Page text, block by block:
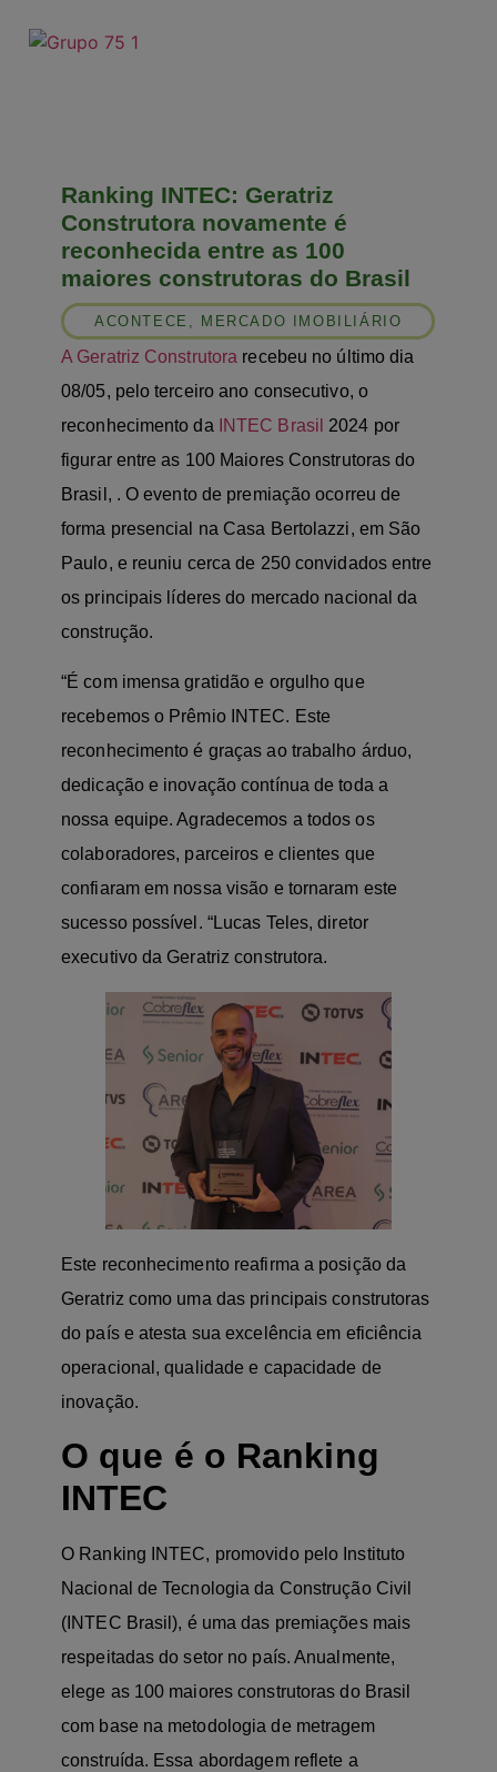
Ranking INTEC: Geratriz
Construtora novamente é
reconhecida entre as 100
maiores construtoras do Brasil
ACONTECE , MERCADO IMOBILIÁRIO
A Geratriz Construtora recebeu no último dia
08/05, pelo terceiro ano consecutivo, o
reconhecimento da
INTEC Brasil 2024 por
figurar entre as 100 Maiores Construtoras do
Brasil, . O evento de premiação ocorreu de
forma presencial na Casa Bertolazzi, em São
Paulo, e reuniu cerca de 250 convidados entre
os principais líderes do mercado nacional da
construção.
“É com imensa gratidão e orgulho que
recebemos o Prêmio INTEC. Este
reconhecimento é graças ao trabalho árduo,
dedicação e inovação contínua de toda a
nossa equipe. Agradecemos a todos os
colaboradores, parceiros e clientes que
confiaram em nossa visão e tornaram este
sucesso possível. “Lucas Teles, diretor
executivo da Geratriz construtora.
Este reconhecimento reafirma a posição da
Geratriz como uma das principais construtoras
do país e atesta sua excelência em eficiência
operacional, qualidade e capacidade de
inovação.
O que é o Ranking
INTEC
O Ranking INTEC, promovido pelo Instituto
Nacional de Tecnologia da Construção Civil
(INTEC Brasil), é uma das premiações mais
respeitadas do setor no país. Anualmente,
elege as 100 maiores construtoras do Brasil
com base na metodologia de metragem
construída. Essa abordagem reflete a